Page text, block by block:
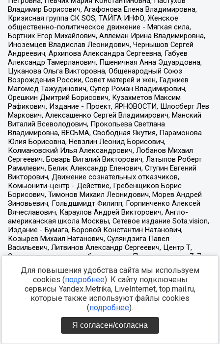
Для повышения удобства сайта мы используем
cookies (подробнее). К сайту подключены
сервисы Yandex.Metrika, LiveInternet, top.mail.ru,
которые также используют файлы cookies
(подробнее).
Я согласен/согласна